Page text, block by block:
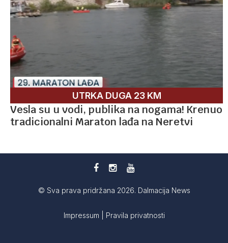
UTRKA DUGA 23 KM
Vesla su u vodi, publika na nogama! Krenuo
tradicionalni Maraton lađa na Neretvi
© Sva prava pridržana 2026. Dalmacija News
Impressum Pravila privatnosti